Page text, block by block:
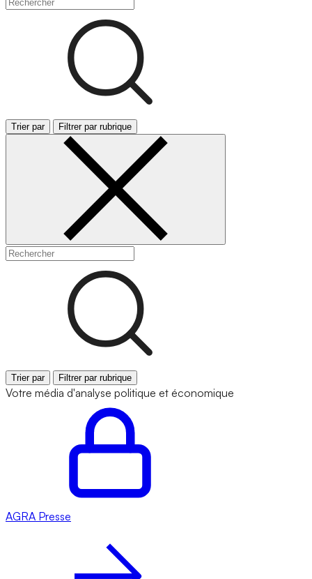
Trier par Filtrer par rubrique
Trier par Filtrer par rubrique
Votre média d'analyse politique et économique
AGRA Presse